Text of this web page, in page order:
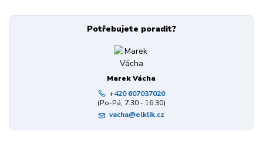
Potřebujete poradit?
Marek Vácha
+420 607037020
(Po-Pá, 7:30 - 16:30)
vacha@elklik.cz